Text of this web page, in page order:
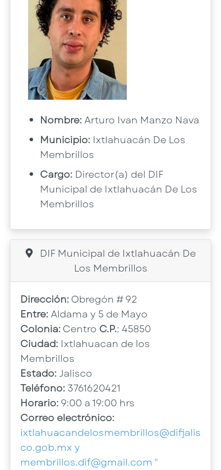
Nombre: Arturo Ivan Manzo Nava
Municipio: Ixtlahuacán De Los
Membrillos
Cargo: Director(a) del DIF
Municipal de Ixtlahuacán De Los
Membrillos
DIF Municipal de Ixtlahuacán De
Los Membrillos
Dirección: Obregón # 92
Entre: Aldama y 5 de Mayo
Colonia: Centro C.P.: 45850
Ciudad: Ixtlahuacan de los
Membrillos
Estado: Jalisco
Teléfono: 3761620421
Horario: 9:00 a 19:00 hrs
Correo electrónico:
ixtlahuacandelosmembrillos@difjalis
co.gob.mx y
membrillos.dif@gmail.com "